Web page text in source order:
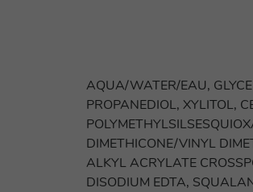
AQUA/WATER/EAU,
PROPANEDIOL, XYLITOL,
DIMETHICONE/VINYL
ALKYL ACRYLATE
DISODIUM EDTA,